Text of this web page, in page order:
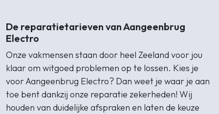
De reparatietarieven van Aangeenbrug
Electro
Onze vakmensen staan door heel Zeeland voor jou
klaar om witgoed problemen op te lossen. Kies je
voor Aangeenbrug Electro? Dan weet je waar je aan
toe bent dankzij onze reparatie zekerheden! Wij
houden van duidelijke afspraken en laten de keuze